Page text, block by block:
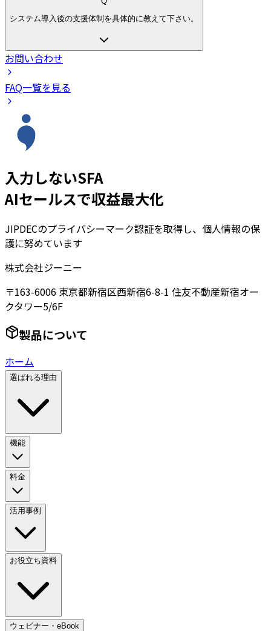
システム導入後の支援体制を具体的に教えて下さい。
お問い合わせ
FAQ一覧を見る
入力しないSFA
AIセールスで収益最大化
JIPDECのプライバシーマーク認証を取得し、個人情報の保
護に努めています
株式会社ジーニー
〒163-6006 東京都新宿区西新宿6-8-1 住友不動産新宿オー
クタワー5/6F
製品について
ホーム
選ばれる理由
機能
料金
活用事例
お役立ち資料
ウェビナー・eBook